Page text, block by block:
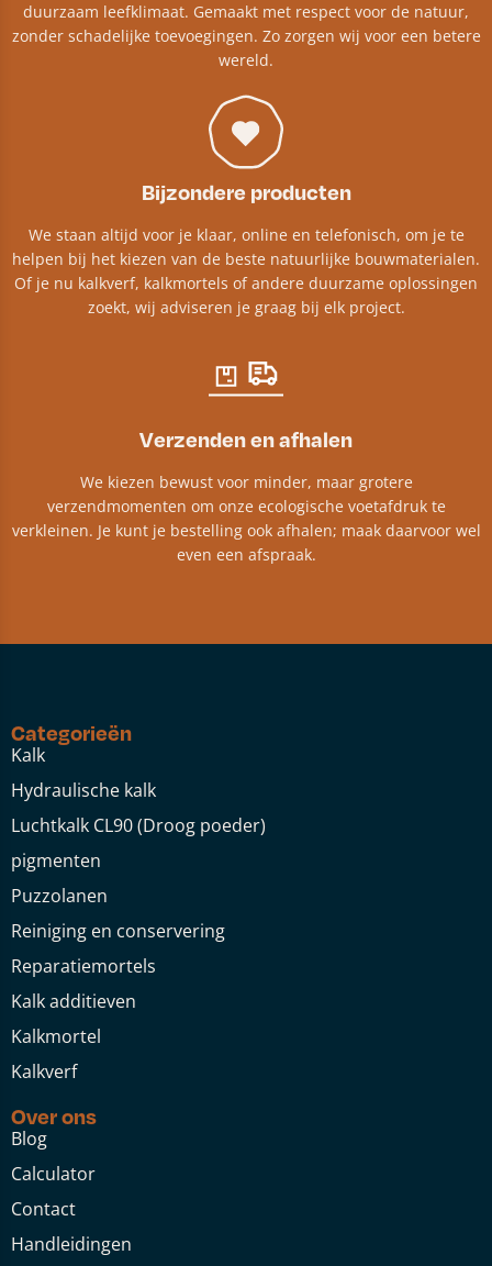
duurzaam leefklimaat. Gemaakt met respect voor de natuur,
zonder schadelijke toevoegingen. Zo zorgen wij voor een betere
wereld.
Bijzondere producten
We staan altijd voor je klaar, online en telefonisch, om je te
helpen bij het kiezen van de beste natuurlijke bouwmaterialen.
Of je nu kalkverf, kalkmortels of andere duurzame oplossingen
zoekt, wij adviseren je graag bij elk project.​
Verzenden en afhalen
We kiezen bewust voor minder, maar grotere
verzendmomenten om onze ecologische voetafdruk te
verkleinen. Je kunt je bestelling ook afhalen; maak daarvoor wel
even een afspraak.
Categorieën
Kalk
Hydraulische kalk
Luchtkalk CL90 (Droog poeder)
pigmenten
Puzzolanen
Reiniging en conservering
Reparatiemortels
Kalk additieven
Kalkmortel
Kalkverf
Over ons
Blog
Calculator
Contact
Handleidingen